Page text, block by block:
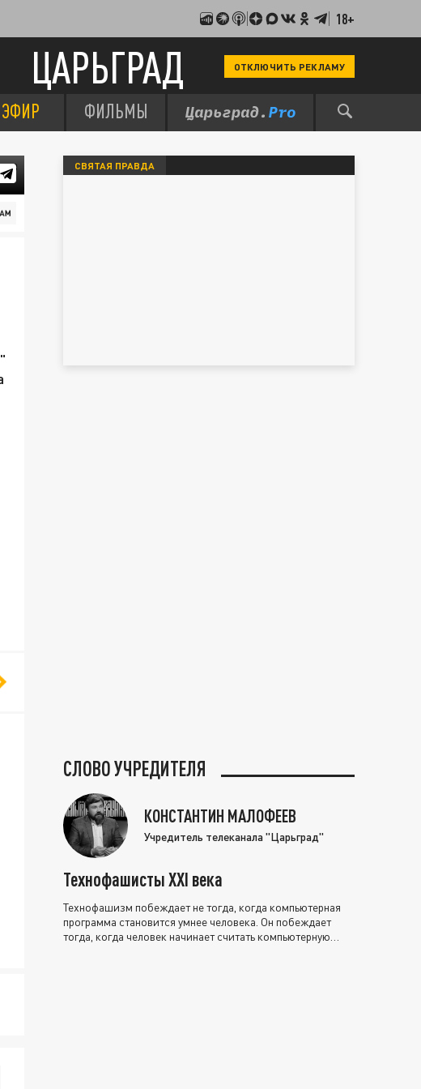
18+
ЦАРЬГРАД ОТКЛЮЧИТЬ РЕКЛАМУ
ЭФИР ФИЛЬМЫ
СВЯТАЯ ПРАВДА
СЛОВО УЧРЕДИТЕЛЯ
КОНСТАНТИН МАЛОФЕЕВ
Учредитель телеканала "Царьград"
Технофашисты XXI века
Технофашизм побеждает не тогда, когда компьютерная
программа становится умнее человека. Он побеждает
тогда, когда человек начинает считать компьютерную